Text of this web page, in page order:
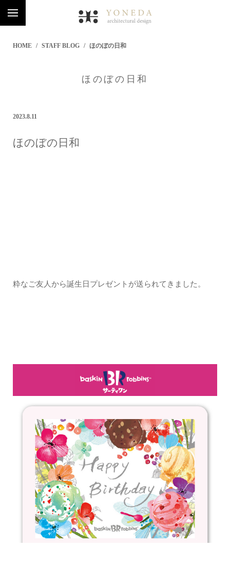
HOME STAFF BLOG ほのぼの日和
ほのぼの日和
2023.8.11
ほのぼの日和
粋なご友人から誕生日プレゼントが送られてきました。